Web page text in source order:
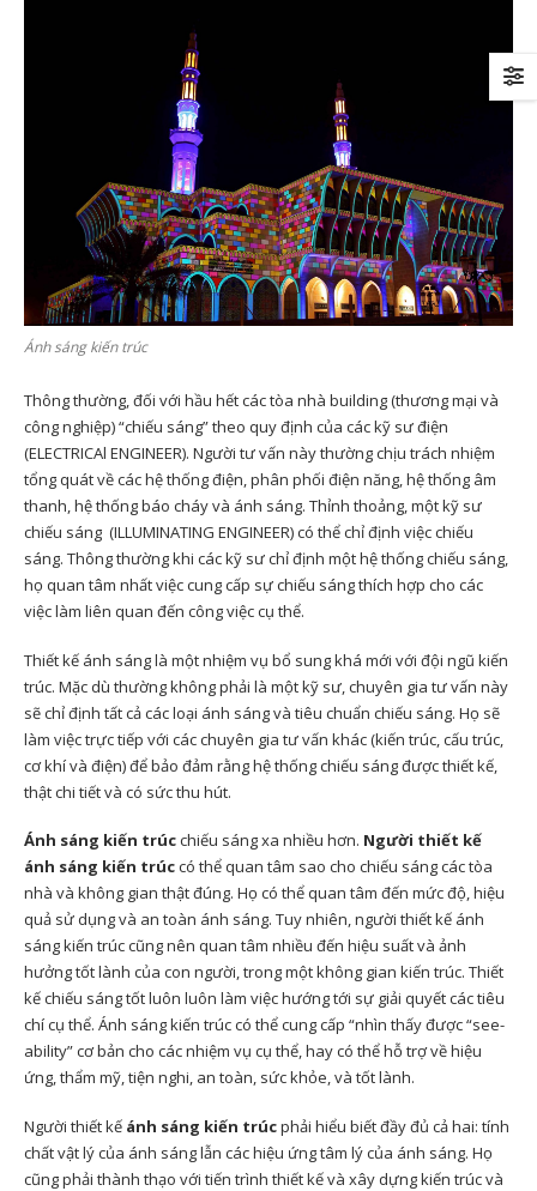
Ánh sáng kiến trúc
Thông thường, đối với hầu hết các tòa nhà building (thương mại và
công nghiệp) “chiếu sáng” theo quy định của các kỹ sư điện
(ELECTRICAl ENGINEER). Người tư vấn này thường chịu trách nhiệm
tổng quát về các hệ thống điện, phân phối điện năng, hệ thống âm
thanh, hệ thống báo cháy và ánh sáng. Thỉnh thoảng, một kỹ sư
chiếu sáng (ILLUMINATING ENGINEER) có thể chỉ định việc chiếu
sáng. Thông thường khi các kỹ sư chỉ định một hệ thống chiếu sáng,
họ quan tâm nhất việc cung cấp sự chiếu sáng thích hợp cho các
việc làm liên quan đến công việc cụ thể.
Thiết kế ánh sáng là một nhiệm vụ bổ sung khá mới với đội ngũ kiến ​​
trúc. Mặc dù thường không phải là một kỹ sư, chuyên gia tư vấn này
sẽ chỉ định tất cả các loại ánh sáng và tiêu chuẩn chiếu sáng. Họ sẽ
làm việc trực tiếp với các chuyên gia tư vấn khác (kiến trúc, cấu trúc,
cơ khí và điện) để bảo đảm rằng hệ thống chiếu sáng được thiết kế,
thật chi tiết và có sức thu hút.
Ánh sáng kiến trúcchiếu sáng xa nhiều hơn. Người thiết kế
ánh sáng kiến ​​trúccó thể quan tâm sao cho chiếu sáng các tòa
nhà và không gian thật đúng. Họ có thể quan tâm đến mức độ, hiệu
quả sử dụng và an toàn ánh sáng. Tuy nhiên, người thiết kế ánh
sáng kiến ​​trúc cũng nên quan tâm nhiều đến hiệu suất và ảnh
hưởng tốt lành của con người, trong một không gian kiến ​​trúc. Thiết
kế chiếu sáng tốt luôn luôn làm việc hướng tới sự giải quyết các tiêu
chí cụ thể. Ánh sáng kiến trúc có thể cung cấp “nhìn thấy được “see-
ability” cơ bản cho các nhiệm vụ cụ thể, hay có thể hỗ trợ về hiệu
ứng, thẩm mỹ, tiện nghi, an toàn, sức khỏe, và tốt lành.
Người thiết kế ánh sáng kiến ​​trúcphải hiểu biết đầy đủ cả hai: tính
chất vật lý của ánh sáng lẫn các hiệu ứng tâm lý của ánh sáng. Họ
cũng phải thành thạo với tiến trình thiết kế và xây dựng kiến ​​trúc và